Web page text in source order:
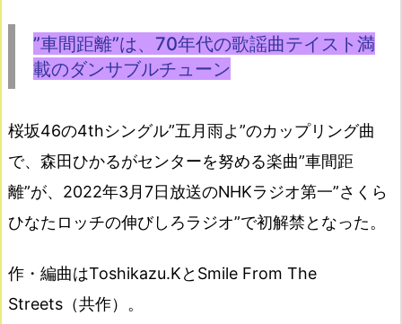
”車間距離”は、70年代の歌謡曲テイスト満
載のダンサブルチューン
桜坂46の4thシングル”五月雨よ”のカップリング曲
で、森田ひかるがセンターを努める楽曲”車間距
離”が、2022年3月7日放送のNHKラジオ第一”さくら
ひなたロッチの伸びしろラジオ”で初解禁となった。
作・編曲はToshikazu.KとSmile From The
Streets（共作）。